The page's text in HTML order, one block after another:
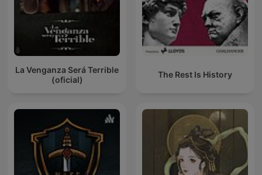
La Venganza Será Terrible
(oficial)
The Rest Is History